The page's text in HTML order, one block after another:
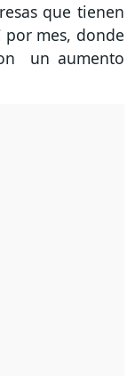
que tienen
por mes, donde
un aumento